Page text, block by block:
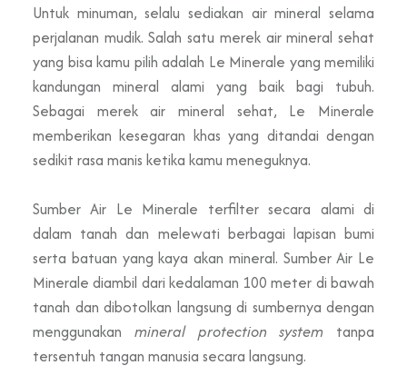
Untuk minuman, selalu sediakan air mineral selama
perjalanan mudik. Salah satu merek air mineral sehat
yang bisa kamu pilih adalah Le Minerale yang memiliki
kandungan mineral alami yang baik bagi tubuh.
Sebagai merek air mineral sehat, Le Minerale
memberikan kesegaran khas yang ditandai dengan
sedikit rasa manis ketika kamu meneguknya.
Sumber Air Le Minerale terfilter secara alami di
dalam tanah dan melewati berbagai lapisan bumi
serta batuan yang kaya akan mineral. Sumber Air Le
Minerale diambil dari kedalaman 100 meter di bawah
tanah dan dibotolkan langsung di sumbernya dengan
menggunakan mineral protection system tanpa
tersentuh tangan manusia secara langsung.